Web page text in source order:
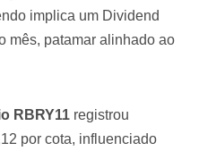
implica um Dividend
mês, patamar alinhado ao
RBRY11 registrou
por cota, influenciado